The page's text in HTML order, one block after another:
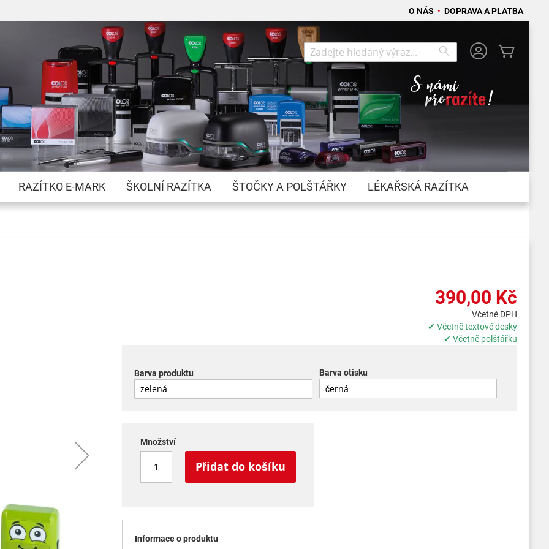
O NÁS • DOPRAVA A PLATBA
Přejít
na
obsah
Search
Search
RAZÍTKO E-MARK ŠKOLNÍ RAZÍTKA ŠTOČKY A POLŠTÁŘKY LÉKAŘSKÁ RAZÍTKA
390,00 Kč
Včetně DPH
✔ Včetně textové desky
✔ Včetně polštářku
Barva produktu Barva otisku
Množství
Přidat do košíku
Informace o produktu